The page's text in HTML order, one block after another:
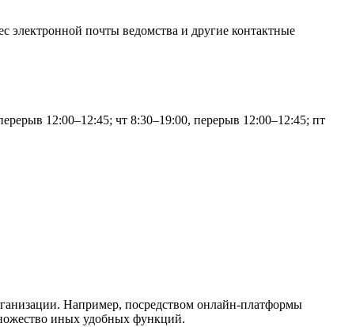
электронной почты ведомства и другие контактные
12:00–12:45; чт 8:30–19:00, перерыв 12:00–12:45; пт
Например, посредством онлайн-платформы
иных удобных функций.